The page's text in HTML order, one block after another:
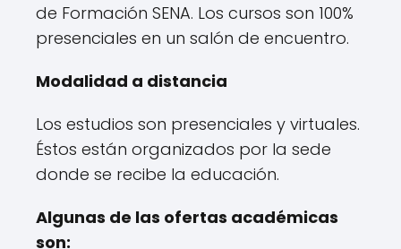
de Formación SENA. Los cursos son 100%
presenciales en un salón de encuentro.
Modalidad a distancia
Los estudios son presenciales y virtuales.
Éstos están organizados por la sede
donde se recibe la educación.
Algunas de las ofertas académicas
son: